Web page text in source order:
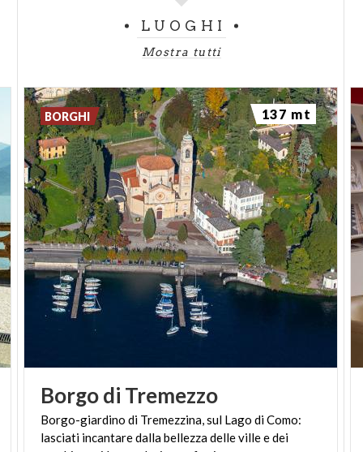
LUOGHI
Mostra tutti
Borgodi Tremezzo
Borgo-giardino di Tremezzina, sul Lago di Como:
lasciati incantare dalla bellezza delle ville e dei
BORGHI 137 mt